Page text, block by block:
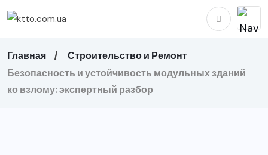
Главная
Строительство и Ремонт
Безопасность и устойчивость модульных зданий
ко взлому: экспертный разбор